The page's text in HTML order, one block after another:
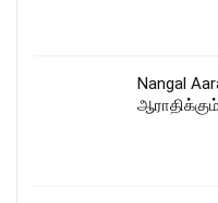
Nangal